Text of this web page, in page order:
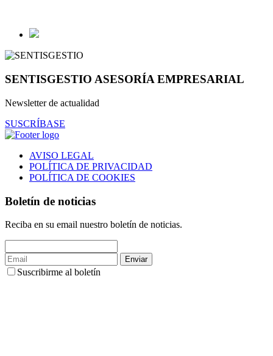
SENTISGESTIO ASESORÍA EMPRESARIAL
Newsletter de actualidad
SUSCRÍBASE
AVISO LEGAL
POLÍTICA DE PRIVACIDAD
POLÍTICA DE COOKIES
Boletín de noticias
Reciba en su email nuestro boletín de noticias.
Enviar
Suscribirme al boletín